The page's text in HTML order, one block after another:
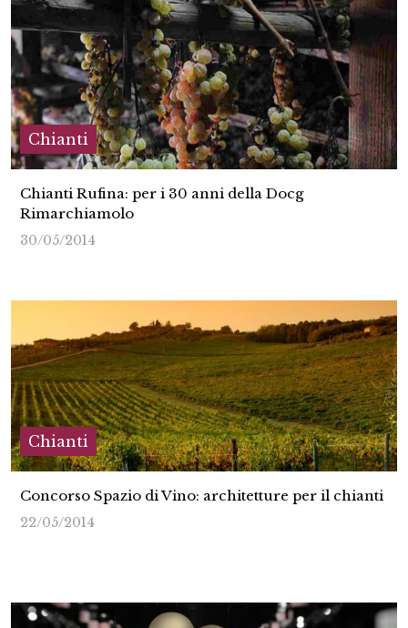
Chianti
Chianti Rufina: per i 30 anni della Docg
Rimarchiamolo
30/05/2014
Chianti
Concorso Spazio di Vino: architetture per il chianti
22/05/2014